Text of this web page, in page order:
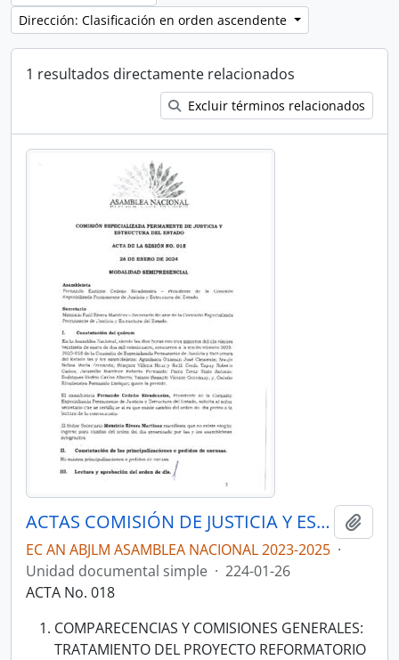
Dirección: Clasificación en orden ascendente
1 resultados directamente relacionados
Excluir términos relacionados
ACTAS COMISIÓN DE JUSTICIA Y ESTRUCTURA DEL ESTADO 2023-2025
EC AN ABJLM ASAMBLEA NACIONAL 2023-2025 ·
Unidad documental simple · 224-01-26
ACTA No. 018
COMPARECENCIAS Y COMISIONES GENERALES:
TRATAMIENTO DEL PROYECTO REFORMATORIO